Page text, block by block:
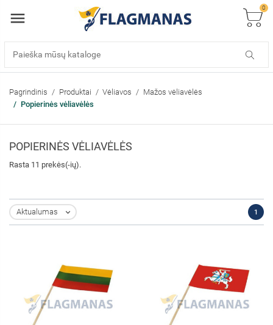
0
Pagrindinis Produktai Vėliavos
Mažos vėliavėlės
Popierinės vėliavėlės
POPIERINĖS VĖLIAVĖLĖS
Rasta 11 prekės(-ių).
Aktualumas  1